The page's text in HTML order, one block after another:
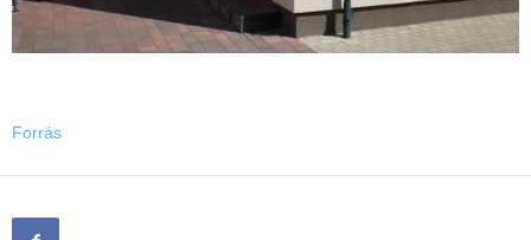
Forrás